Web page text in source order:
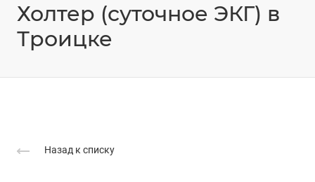
Холтер (суточное ЭКГ) в
Троицке
Назад к списку